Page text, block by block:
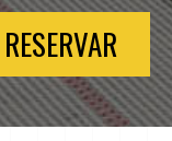
RESERVAR